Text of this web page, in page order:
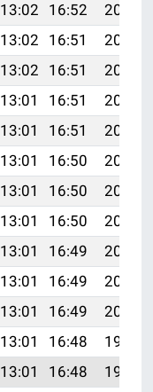
13:02 16:52
20:10
13:02 16:51
20:09
13:02 16:51
20:08
13:01 16:51
20:07
13:01 16:51
20:06
13:01 16:50
20:05
13:01 16:50
20:04
13:01 16:50
20:03
13:01 16:49
20:02
13:01 16:49
20:01
13:01 16:49
20:00
13:01 16:48
19:58
13:01 16:48
19:57